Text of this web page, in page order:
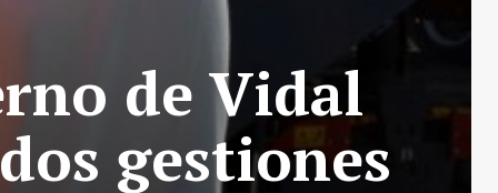
de Vidal
gestiones